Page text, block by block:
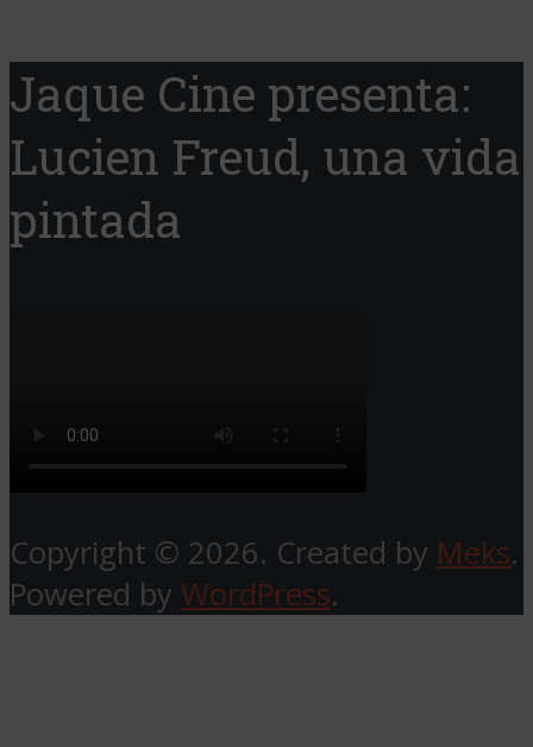
Jaque Cine presenta:
Lucien Freud, una vida
pintada
Copyright © 2026. Created by Meks.
Powered by WordPress.